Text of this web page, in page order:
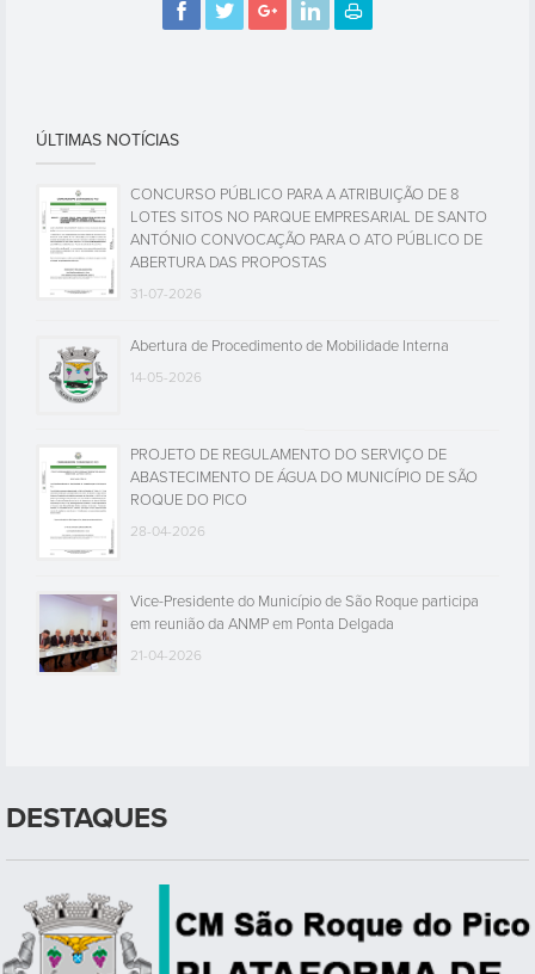
ÚLTIMAS NOTÍCIAS
CONCURSO PÚBLICO PARA A ATRIBUIÇÃO DE 8
LOTES SITOS NO PARQUE EMPRESARIAL DE SANTO
ANTÓNIO CONVOCAÇÃO PARA O ATO PÚBLICO DE
ABERTURA DAS PROPOSTAS
31-07-2026
Abertura de Procedimento de Mobilidade Interna
14-05-2026
PROJETO DE REGULAMENTO DO SERVIÇO DE
ABASTECIMENTO DE ÁGUA DO MUNICÍPIO DE SÃO
ROQUE DO PICO
28-04-2026
Vice-Presidente do Município de São Roque participa
em reunião da ANMP em Ponta Delgada
21-04-2026
DESTAQUES